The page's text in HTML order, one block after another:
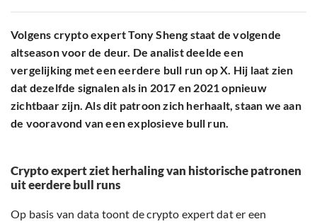
Volgens crypto expert Tony Sheng staat de volgende
altseason voor de deur. De analist deelde een
vergelijking met een eerdere bull run op X. Hij laat zien
dat dezelfde signalen als in 2017 en 2021 opnieuw
zichtbaar zijn. Als dit patroon zich herhaalt, staan we aan
de vooravond van een explosieve bull run.
Crypto expert ziet herhaling van historische patronen
uit eerdere bull runs
Op basis van data toont de crypto expert dat er een